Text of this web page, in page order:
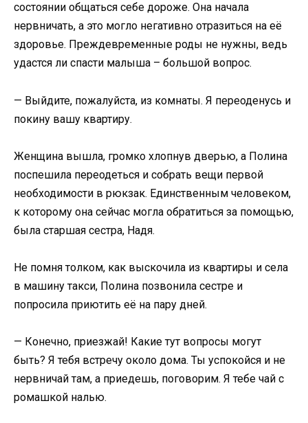
состоянии общаться себе дороже. Она начала
нервничать, а это могло негативно отразиться на её
здоровье. Преждевременные роды не нужны, ведь
удастся ли спасти малыша – большой вопрос.
— Выйдите, пожалуйста, из комнаты. Я переоденусь и
покину вашу квартиру.
Женщина вышла, громко хлопнув дверью, а Полина
поспешила переодеться и собрать вещи первой
необходимости в рюкзак. Единственным человеком,
к которому она сейчас могла обратиться за помощью,
была старшая сестра, Надя.
Не помня толком, как выскочила из квартиры и села
в машину такси, Полина позвонила сестре и
попросила приютить её на пару дней.
— Конечно, приезжай! Какие тут вопросы могут
быть? Я тебя встречу около дома. Ты успокойся и не
нервничай там, а приедешь, поговорим. Я тебе чай с
ромашкой налью.